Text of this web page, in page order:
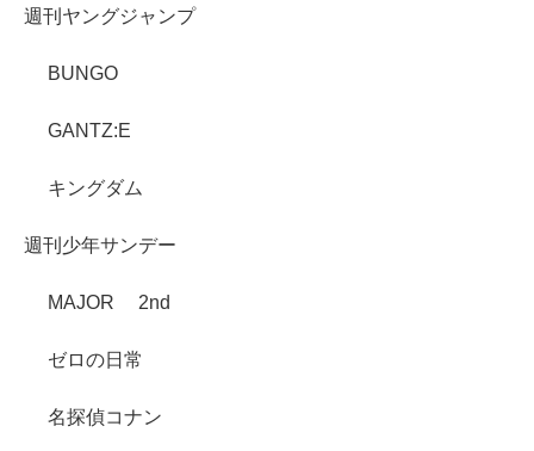
週刊ヤングジャンプ
BUNGO
GANTZ:E
キングダム
週刊少年サンデー
MAJOR 2nd
ゼロの日常
名探偵コナン